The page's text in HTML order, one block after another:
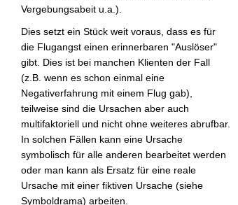
Vergebungsabeit u.a.).
Dies setzt ein Stück weit voraus, dass es für
die Flugangst einen erinnerbaren "Auslöser"
gibt. Dies ist bei manchen Klienten der Fall
(z.B. wenn es schon einmal eine
Negativerfahrung mit einem Flug gab),
teilweise sind die Ursachen aber auch
multifaktoriell und nicht ohne weiteres abrufbar.
In solchen Fällen kann eine Ursache
symbolisch für alle anderen bearbeitet werden
oder man kann als Ersatz für eine reale
Ursache mit einer fiktiven Ursache (siehe
Symboldrama) arbeiten.